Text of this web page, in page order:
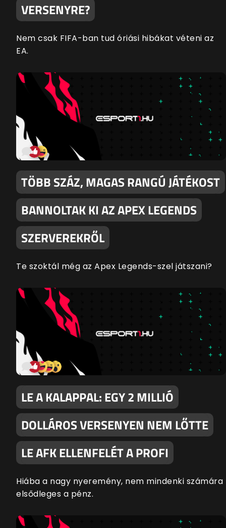
VERSENYRE?
Nem csak FIFA-ban tud óriási hibákat véteni az
EA.
TÖBB SZÁZ, MAGAS RANGÚ JÁTÉKOST
BANNOLTAK KI AZ APEX LEGENDS
SZERVEREKRŐL
Te szoktál még az Apex Legends-szel játszani?
LE A KALAPPAL: EGY 2 MILLIÓ
DOLLÁROS VERSENYEN NEM LŐTTE
LE AFK ELLENFELÉT A PROFI
Hiába a nagy nyeremény, nem mindenki számára
elsődleges a pénz.